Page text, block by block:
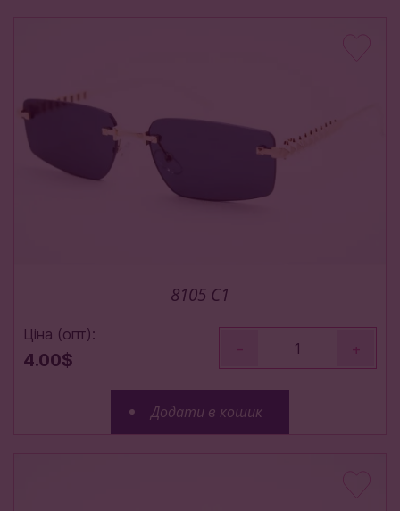
8105 C1
Ціна (опт):
4.00$
- +
Додати в кошик